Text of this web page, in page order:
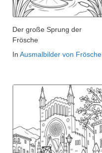
Der große Sprung der
Frösche
In Ausmalbilder von Frösche